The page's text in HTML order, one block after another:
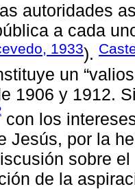
autoridades
a cada
1933).
un
1906 y 1912.
con los
Jesús, por la
sobre
de la